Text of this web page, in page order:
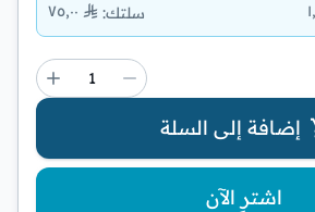
سلتك: ٧٥٫٠٠
إضافة إلى السلة
اشترِ الآن